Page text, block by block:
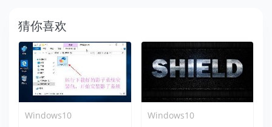
猜你喜欢
Windows10 Windows10